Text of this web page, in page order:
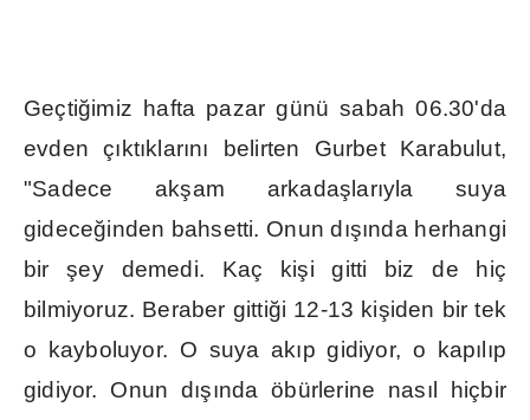
Geçtiğimiz hafta pazar günü sabah 06.30'da
evden çı ktıklarını belirten Gurbet Karabulut,
"Sadece akşam arkadaş larıyla suya
gideceğinden bahsetti. Onun d ışında herhangi
birşey demedi. Kaç kişi gitti biz de hiç
bilmiyoruz. Beraber gittiği 12-13 kişiden bir tek
o kayboluyor. O suya akıp gidiyor, o kapı ıp
gidiyor. Onun dışında öbürlerine nası l hiçbir